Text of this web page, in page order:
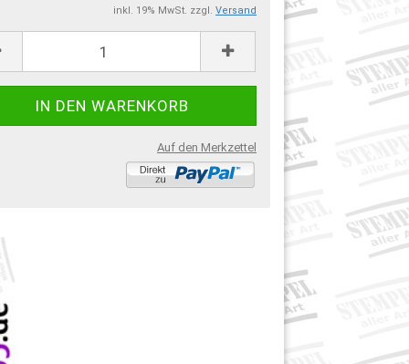
inkl. 19% MwSt. zzgl. Versand
Auf den Merkzettel